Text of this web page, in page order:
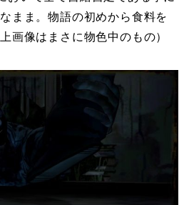
まま。物語の初めから食料を
画像はまさに物色中のもの）